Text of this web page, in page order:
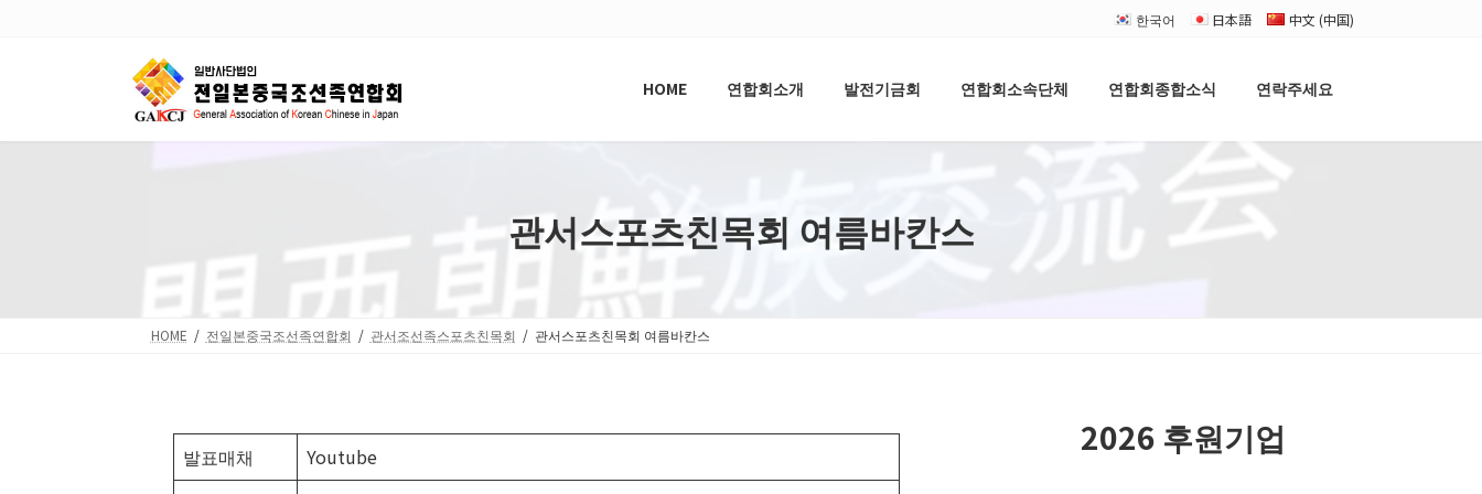
한국어 日本語 中文 (中国)
HOME 연합회소개 발전기금회 연합회소속단체 연합회종합소식 연락주세요
관서스포츠친목회 여름바칸스
HOME 전일본중국조선족연합회 관서조선족스포츠친목회 관서스포츠친목회 여름바칸스
발표매채
Youtube
2026 후원기업